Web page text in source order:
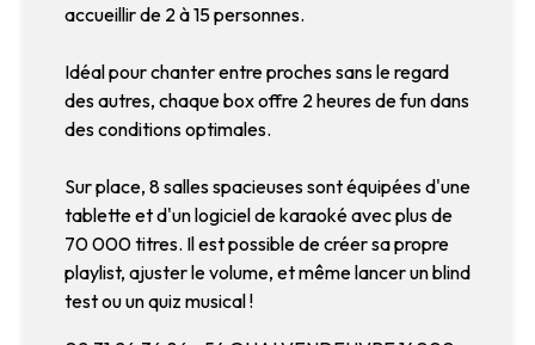
accueillir de 2 à 15 personnes.
Idéal pour chanter entre proches sans le regard
des autres, chaque box offre 2 heures de fun dans
des conditions optimales.
Sur place, 8 salles spacieuses sont équipées d'une
tablette et d'un logiciel de karaoké avec plus de
70 000 titres. Il est possible de créer sa propre
playlist, ajuster le volume, et même lancer un blind
test ou un quiz musical !